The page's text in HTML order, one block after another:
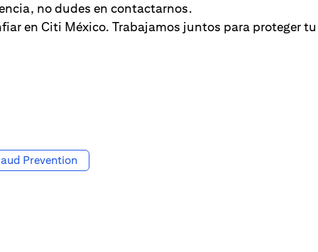
no dudes en contactarnos.
en Citi México. Trabajamos juntos para proteger
Prevention